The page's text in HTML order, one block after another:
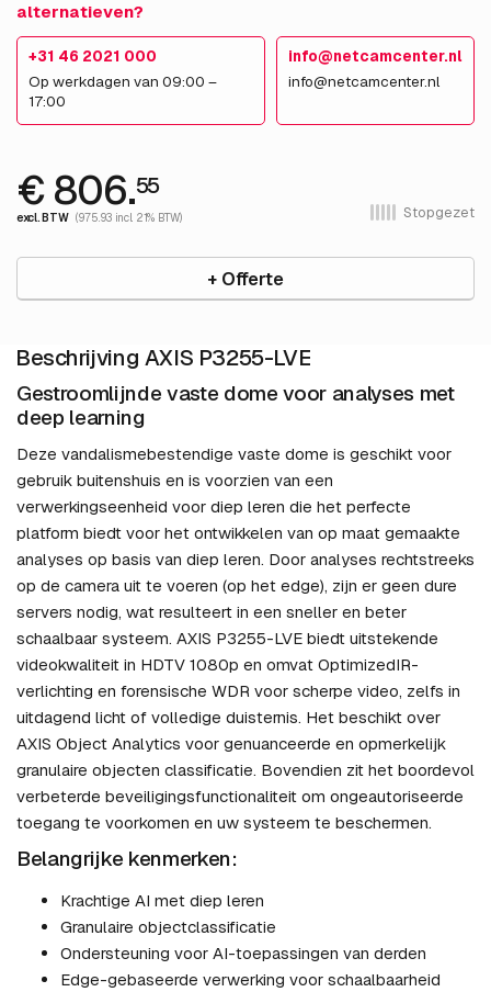
alternatieven?
+31 46 2021 000
Op werkdagen van 09:00 –
17:00
info@netcamcenter.nl
info@netcamcenter.nl
€ 806.55
excl. BTW (975.93 incl. 21% BTW) Stopgezet
+ Offerte
Beschrijving AXIS P3255-LVE
Gestroomlijnde vaste dome voor analyses met
deep learning
Deze vandalismebestendige vaste dome is geschikt voor
gebruik buitenshuis en is voorzien van een
verwerkingseenheid voor diep leren die het perfecte
platform biedt voor het ontwikkelen van op maat gemaakte
analyses op basis van diep leren. Door analyses rechtstreeks
op de camera uit te voeren (op het edge), zijn er geen dure
servers nodig, wat resulteert in een sneller en beter
schaalbaar systeem. AXIS P3255-LVE biedt uitstekende
videokwaliteit in HDTV 1080p en omvat OptimizedIR-
verlichting en forensische WDR voor scherpe video, zelfs in
uitdagend licht of volledige duisternis. Het beschikt over
AXIS Object Analytics voor genuanceerde en opmerkelijk
granulaire objecten classificatie. Bovendien zit het boordevol
verbeterde beveiligingsfunctionaliteit om ongeautoriseerde
toegang te voorkomen en uw systeem te beschermen.
Belangrijke kenmerken:
Krachtige AI met diep leren
Granulaire objectclassificatie
Ondersteuning voor AI-toepassingen van derden
Edge-gebaseerde verwerking voor schaalbaarheid